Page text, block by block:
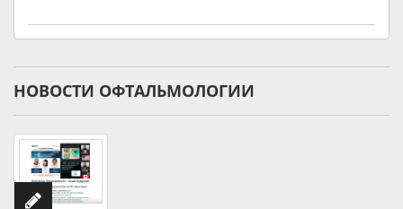
НОВОСТИ ОФТАЛЬМОЛОГИИ